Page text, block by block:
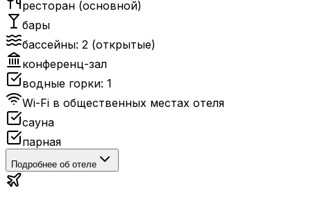
ресторан (основной)
бары
бассейны: 2 (открытые)
конференц-зал
водные горки: 1
Wi-Fi в общественных местах отеля
сауна
парная
Подробнее об отеле